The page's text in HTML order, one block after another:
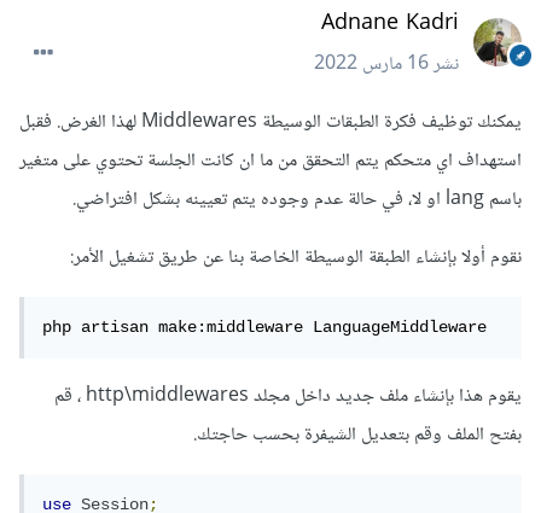
Adnane Kadri
نشر16 مارس 2022
يمكنك توظيف فكرة الطبقات الوسيطة Middlewares لهذا الغرض. فقبل
استهداف اي متحكم يتم التحقق من ما ان كانت الجلسة تحتوي على متغير
باسم lang او لا، في حالة عدم وجوده يتم تعيينه بشكل افتراضي.
نقوم أولا بإنشاء الطبقة الوسيطة الخاصة بنا عن طريق تشغيل الأمر:
php artisan make:middleware LanguageMiddleware
يقوم هذا بإنشاء ملف جديد داخل مجلد http\middlewares ، قم
بفتح الملف وقم بتعديل الشيفرة بحسب حاجتك.
use Session;